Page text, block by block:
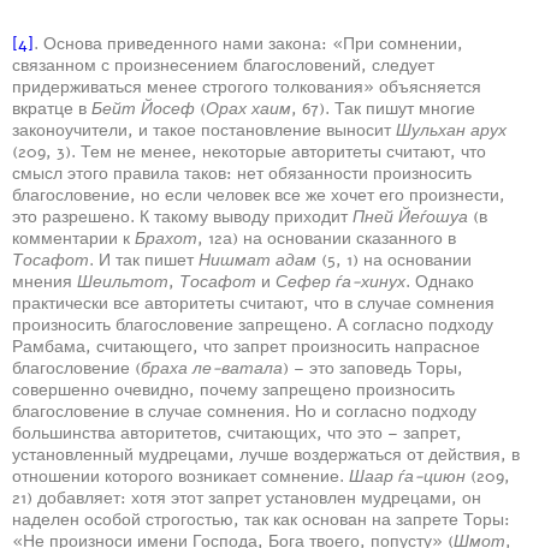
[4]. Основа приведенного нами закона: «При сомнении,
связанном с произнесением благословений, следует
придерживаться менее строгого толкования» объясняется
вкратце в Бейт Йосеф (Орах хаим, 67). Так пишут многие
законоучители, и такое постановление выносит Шульхан арух
(209, 3). Тем не менее, некоторые авторитеты считают, что
смысл этого правила таков: нет обязанности произносить
благословение, но если человек все же хочет его произнести,
это разрешено. К такому выводу приходит Пней Йеѓошуа (в
комментарии к Брахот, 12а) на основании сказанного в
Тосафот. И так пишет Нишмат адам (5, 1) на основании
мнения Шеильтот, Тосафот и Сефер ѓа-хинух. Однако
практически все авторитеты считают, что в случае сомнения
произносить благословение запрещено. А согласно подходу
Рамбама, считающего, что запрет произносить напрасное
благословение (браха ле-ватала) – это заповедь Торы,
совершенно очевидно, почему запрещено произносить
благословение в случае сомнения. Но и согласно подходу
большинства авторитетов, считающих, что это – запрет,
установленный мудрецами, лучше воздержаться от действия, в
отношении которого возникает сомнение. Шаар ѓа-циюн (209,
21) добавляет: хотя этот запрет установлен мудрецами, он
наделен особой строгостью, так как основан на запрете Торы:
«Не произноси имени Господа, Бога твоего, попусту» (Шмот,